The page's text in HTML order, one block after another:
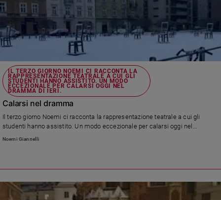
giovani
Adolescenza
Bioetica
Vai
Riflessioni
Foto
Podcast
IL TERZO GIORNO NOEMI CI RACCONTA LA
RAPPRESENTAZIONE TEATRALE A CUI GLI
STUDENTI HANNO ASSISTITO. UN MODO
ECCEZIONALE PER CALARSI OGGI NEL
DRAMMA DI IERI.
Calarsi nel dramma
Il terzo giorno Noemi ci racconta la rappresentazione teatrale a cui gli
studenti hanno assistito. Un modo eccezionale per calarsi oggi nel
dramma di ieri.
Noemi Giannelli